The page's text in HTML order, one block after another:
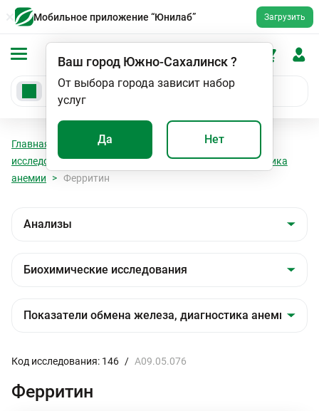
Мобильное приложение “Юнилаб” Загрузить
Ваш город Южно-Сахалинск?
От выбора города зависит набор
услуг
Да Нет
Главная Анализы
Биохимические
исследования
Показатели обмена железа, диагностика
анемии
Ферритин
Код исследования: 146 / A09.05.076
Ферритин